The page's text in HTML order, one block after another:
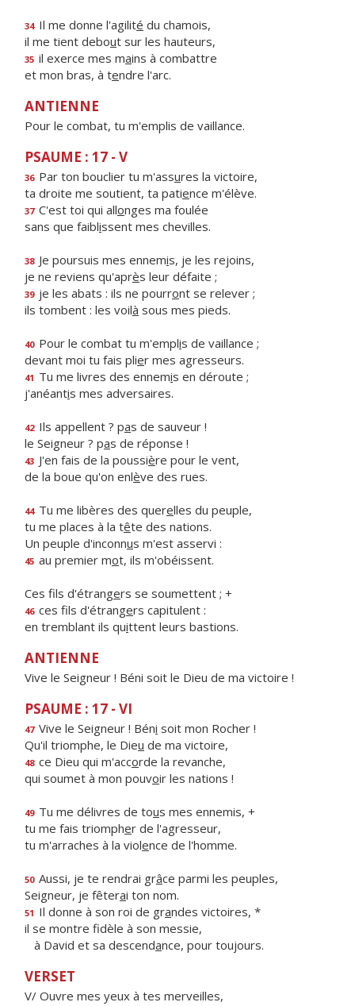
34 Il me donne l'agilité du chamois,
il me tient debout sur les hauteurs,
35 il exerce mes mains à combattre
et mon bras, à tendre l'arc.
ANTIENNE
Pour le combat, tu m'emplis de vaillance.
PSAUME : 17 - V
36 Par ton bouclier tu m'assures la victoire,
ta droite me soutient, ta patience m'élève.
37 C'est toi qui allonges ma foulée
sans que faiblissent mes chevilles.
38 Je poursuis mes ennemis, je les rejoins,
je ne reviens qu'après leur défaite ;
39 je les abats : ils ne pourront se relever ;
ils tombent : les voilà sous mes pieds.
40 Pour le combat tu m'emplis de vaillance ;
devant moi tu fais plier mes agresseurs.
41 Tu me livres des ennemis en déroute ;
j'anéantis mes adversaires.
42 Ils appellent ? pas de sauveur !
le Seigneur ? pas de réponse !
43 J'en fais de la poussière pour le vent,
de la boue qu'on enlève des rues.
44 Tu me libères des querelles du peuple,
tu me places à la tête des nations.
Un peuple d'inconnus m'est asservi :
45 au premier mot, ils m'obéissent.
Ces fils d'étrangers se soumettent ; +
46 ces fils d'étrangers capitulent :
en tremblant ils quittent leurs bastions.
ANTIENNE
Vive le Seigneur ! Béni soit le Dieu de ma victoire !
PSAUME : 17 - VI
47 Vive le Seigneur ! Béni soit mon Rocher !
Qu'il triomphe, le Dieu de ma victoire,
48 ce Dieu qui m'accorde la revanche,
qui soumet à mon pouvoir les nations !
49 Tu me délivres de tous mes ennemis, +
tu me fais triompher de l'agresseur,
tu m'arraches à la violence de l'homme.
50 Aussi, je te rendrai grâce parmi les peuples,
Seigneur, je fêterai ton nom.
51 Il donne à son roi de grandes victoires, *
il se montre fidèle à son messie,
à David et sa descendance, pour toujours.
VERSET
V/ Ouvre mes yeux à tes merveilles,